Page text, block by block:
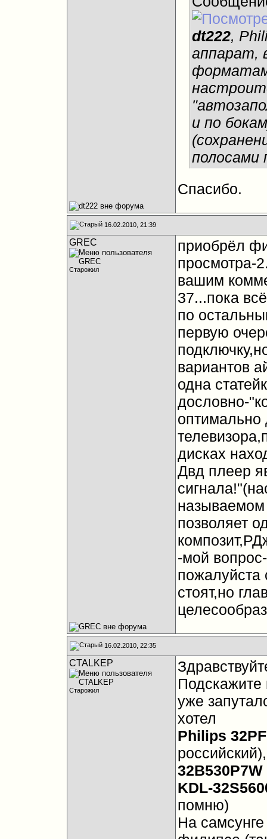
dt222,
аппарат,
и по
полосами
Спасибо.
16.02.2010, 21:39
GREC
Старожил
приобрёл
просмотра-
вашим
37...пока
по
первую
вариантов
одна
дословно-
дисках
Двд плеер
позволяет
-мой
пожалуйста
стоят,но
16.02.2010, 22:35
CTALKEP
Старожил
Подскажите
уже
хотел
Philips
32B530P7W
KDL-
помню)
На